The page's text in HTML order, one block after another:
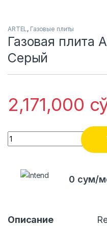
ARTEL, Газовые плиты
Газовая плита
Серый
2,171,000
Quantity
0 сум/
Описание